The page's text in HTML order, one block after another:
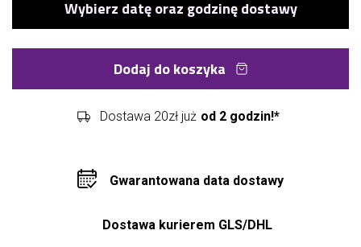
Dodaj do koszyka
Dostawa 20zł już od 2 godzin!*
Gwarantowana data dostawy
Dostawa kurierem GLS/DHL